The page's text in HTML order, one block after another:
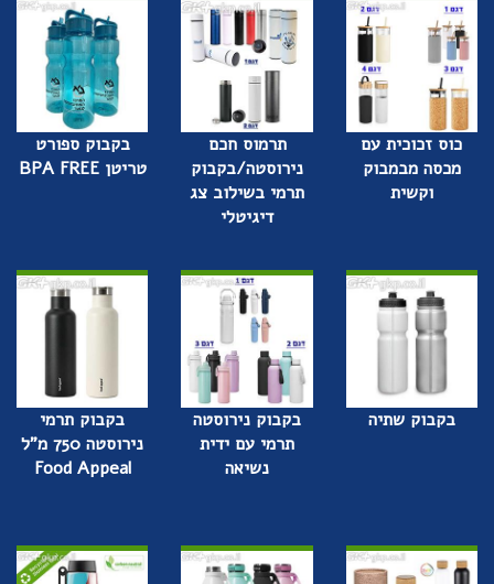
כוס זכוכית עם
מכסה מבמבוק
וקשית
תרמוס חכם
נירוסטה/בקבוק
תרמי בשילוב צג
דיגיטלי
בקבוק ספורט
טריטן BPA FREE
בקבוק שתיה
בקבוק נירוסטה
תרמי עם ידית
נשיאה
בקבוק תרמי
נירוסטה 750 מ"ל
Food Appeal